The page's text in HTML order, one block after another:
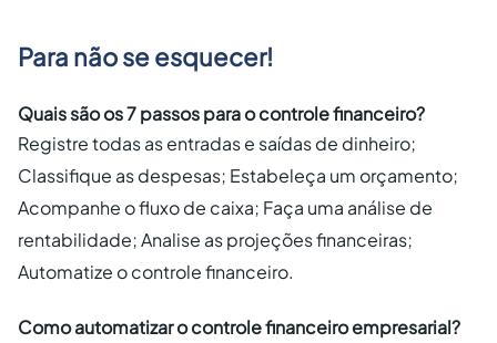
Para não se esquecer!
Quais são os 7 passos para o controle financeiro?
Registre todas as entradas e saídas de dinheiro;
Classifique as despesas; Estabeleça um orçamento;
Acompanhe o fluxo de caixa; Faça uma análise de
rentabilidade; Analise as projeções financeiras;
Automatize o controle financeiro.
Como automatizar o controle financeiro empresarial?